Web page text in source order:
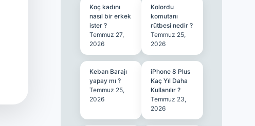
Koç kadını
nasıl bir erkek
ister ?
Temmuz 27,
2026
Kolordu
komutanı
rütbesi nedir ?
Temmuz 25,
2026
Keban Barajı
yapay mı ?
Temmuz 25,
2026
iPhone 8 Plus
Kaç Yıl Daha
Kullanılır ?
Temmuz 23,
2026